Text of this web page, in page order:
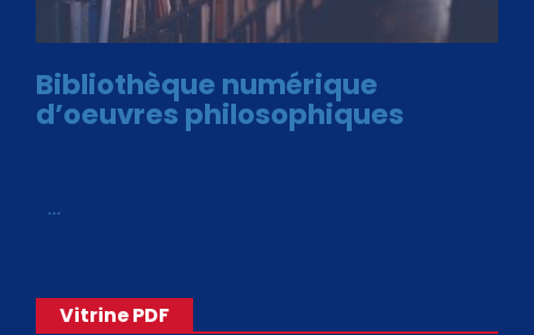
Bibliothèque numérique
d’oeuvres philosophiques
…
Vitrine PDF